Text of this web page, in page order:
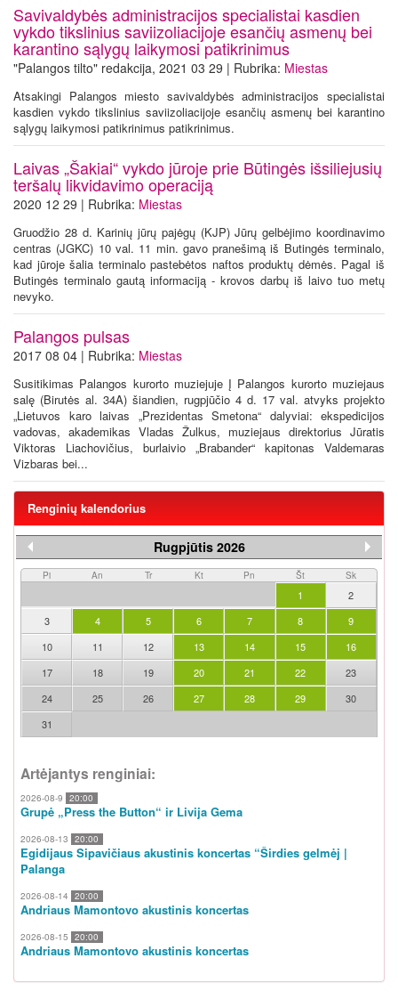
Savivaldybės administracijos specialistai kasdien
vykdo tikslinius saviizoliacijoje esančių asmenų bei
karantino sąlygų laikymosi patikrinimus
"Palangos tilto" redakcija, 2021 03 29 | Rubrika: Miestas
Atsakingi Palangos miesto savivaldybės administracijos specialistai
kasdien vykdo tikslinius saviizoliacijoje esančių asmenų bei karantino
sąlygų laikymosi patikrinimus patikrinimus.
Laivas „Šakiai“ vykdo jūroje prie Būtingės išsiliejusių
teršalų likvidavimo operaciją
2020 12 29 | Rubrika: Miestas
Gruodžio 28 d. Karinių jūrų pajėgų (KJP) Jūrų gelbėjimo koordinavimo
centras (JGKC) 10 val. 11 min. gavo pranešimą iš Butingės terminalo,
kad jūroje šalia terminalo pastebėtos naftos produktų dėmės. Pagal iš
Butingės terminalo gautą informaciją - krovos darbų iš laivo tuo metų
nevyko.
Palangos pulsas
2017 08 04 | Rubrika: Miestas
Susitikimas Palangos kurorto muziejuje Į Palangos kurorto muziejaus
salę (Birutės al. 34A) šiandien, rugpjūčio 4 d. 17 val. atvyks projekto
„Lietuvos karo laivas „Prezidentas Smetona“ dalyviai: ekspedicijos
vadovas, akademikas Vladas Žulkus, muziejaus direktorius Jūratis
Viktoras Liachovičius, burlaivio „Brabander“ kapitonas Valdemaras
Vizbaras bei...
Renginių kalendorius
Rugpjūtis 2026
Pi An Tr Kt Pn Št Sk
1
2
3
4 5 6 7 8
9
10
11 12 13 14 15
16
17
18 19 20 21 22
23
24
25 26 27 28 29
30
31
Artėjantys renginiai:
2026-08-9 20:00
Grupė „Press the Button“ ir Livija Gema
2026-08-13 20:00
Egidijaus Sipavičiaus akustinis koncertas “Širdies gelmėj |
Palanga
2026-08-14 20:00
Andriaus Mamontovo akustinis koncertas
2026-08-15 20:00
Andriaus Mamontovo akustinis koncertas